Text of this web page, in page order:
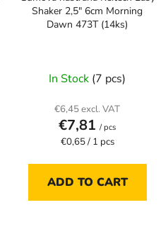
Shaker 2,5" 6cm Morning
Dawn 473T (14ks)
In Stock (7 pcs)
€6,45 excl. VAT
€7,81 / pcs
Measure
€0,65 / 1 pcs
ADD TO CART